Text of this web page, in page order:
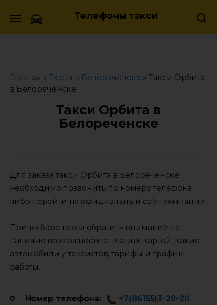
Телефоны такси
Главная » Такси в Белореченске » Такси Орбита
в Белореченске
Такси Орбита в
Белореченске
Для заказа такси Орбита в Белореченске
необходимо позвонить по номеру телефона
либо перейти на официальный сайт компании.
При выборе такси обратить внимание на
наличие возможности оплатить картой, какие
автомобили у таксистов, тарифы и график
работы.
Номер телефона: +7(86155)3-29-20